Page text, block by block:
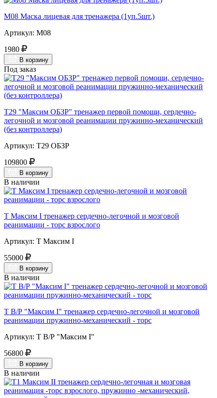
М08 Маска лицевая для тренажера (1уп.5шт.)
Артикул: М08
1980
В корзину
Под заказ
Т29 "Максим ОБЗР" тренажер первой помощи, сердечно-
легочной и мозговой реанимации пружинно-механический
(без контроллера)
Артикул: Т29 ОБЗР
109800
В корзину
В наличии
Т Максим I тренажер сердечно-легочной и мозговой
реанимации - торс взрослого
Артикул: Т Максим I
55000
В корзину
В наличии
Т В/Р "Максим I" тренажер сердечно-легочной и мозговой
реанимации пружинно-механический - торс
Артикул: Т В/Р "Максим I"
56800
В корзину
В наличии